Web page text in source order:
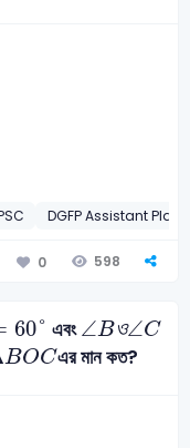
DGFP Assistant
0 598
60°
60° এবং∠Bও∠C
∠Bও∠C
BOC
BOC এর মান কত?